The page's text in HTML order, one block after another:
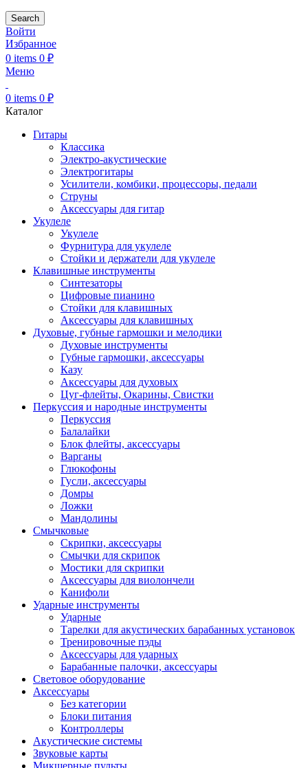
Search
Войти
Избранное
0 items 0 ₽
Меню
0 items 0 ₽
Каталог
Гитары
Классика
Электро-акустические
Электрогитары
Усилители, комбики, процессоры, педали
Струны
Аксессуары для гитар
Укулеле
Укулеле
Фурнитура для укулеле
Стойки и держатели для укулеле
Клавишные инструменты
Синтезаторы
Цифровые пианино
Стойки для клавишных
Аксессуары для клавишных
Духовые, губные гармошки и мелодики
Духовые инструменты
Губные гармошки, аксессуары
Казу
Аксессуары для духовых
Цуг-флейты, Окарины, Свистки
Перкуссия и народные инструменты
Перкуссия
Балалайки
Блок флейты, аксессуары
Варганы
Глюкофоны
Гусли, аксессуары
Домры
Ложки
Мандолины
Смычковые
Скрипки, аксессуары
Смычки для скрипок
Мостики для скрипки
Аксессуары для виолончели
Канифоли
Ударные инструменты
Ударные
Тарелки для акустических барабанных установок
Тренировочные пэды
Аксессуары для ударных
Барабанные палочки, аксессуары
Световое оборудование
Аксессуары
Без категории
Блоки питания
Контроллеры
Акустические системы
Звуковые карты
Микшерные пульты